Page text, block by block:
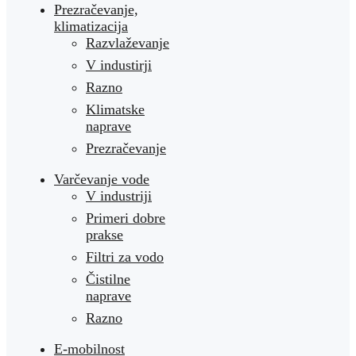
Prezračevanje,
klimatizacija
Razvlaževanje
V industirji
Razno
Klimatske
naprave
Prezračevanje
Varčevanje vode
V industriji
Primeri dobre
prakse
Filtri za vodo
Čistilne
naprave
Razno
E-mobilnost